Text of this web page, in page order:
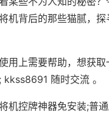
机背后的那些猫腻，探
用上需要帮助，想获取
随时交流 。
机控牌神器免安装;普